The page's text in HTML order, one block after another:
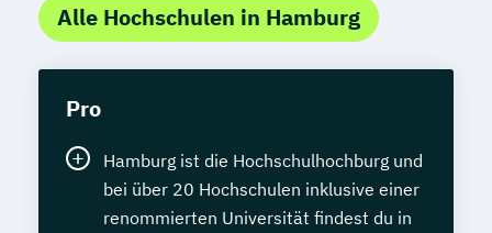
Alle Hochschulen in Hamburg
Pro
Hamburg ist die Hochschulhochburg und
bei über 20 Hochschulen inklusive einer
renommierten Universität findest du in